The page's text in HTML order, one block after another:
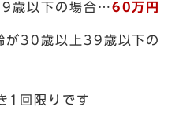
歳以下の場合…60万円
が30歳以上39歳以下の
1回限りです